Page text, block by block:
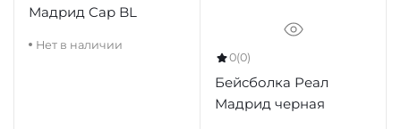
Мадрид Cap BL
Нет в наличии
0(0)
Бейсболка Реал
Мадрид черная